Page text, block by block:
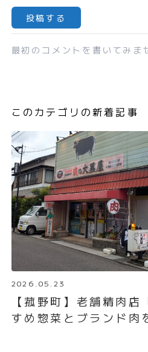
最初のコメントを書いてみま
このカテゴリの新着記事
2026.05.23
【菰野町】老舗精肉
すめ惣菜とブランド肉